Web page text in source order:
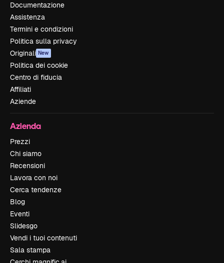
Documentazione
Assistenza
Termini e condizioni
Politica sulla privacy
Originali New
Politica dei cookie
Centro di fiducia
Affiliati
Aziende
Azienda
Prezzi
Chi siamo
Recensioni
Lavora con noi
Cerca tendenze
Blog
Eventi
Slidesgo
Vendi i tuoi contenuti
Sala stampa